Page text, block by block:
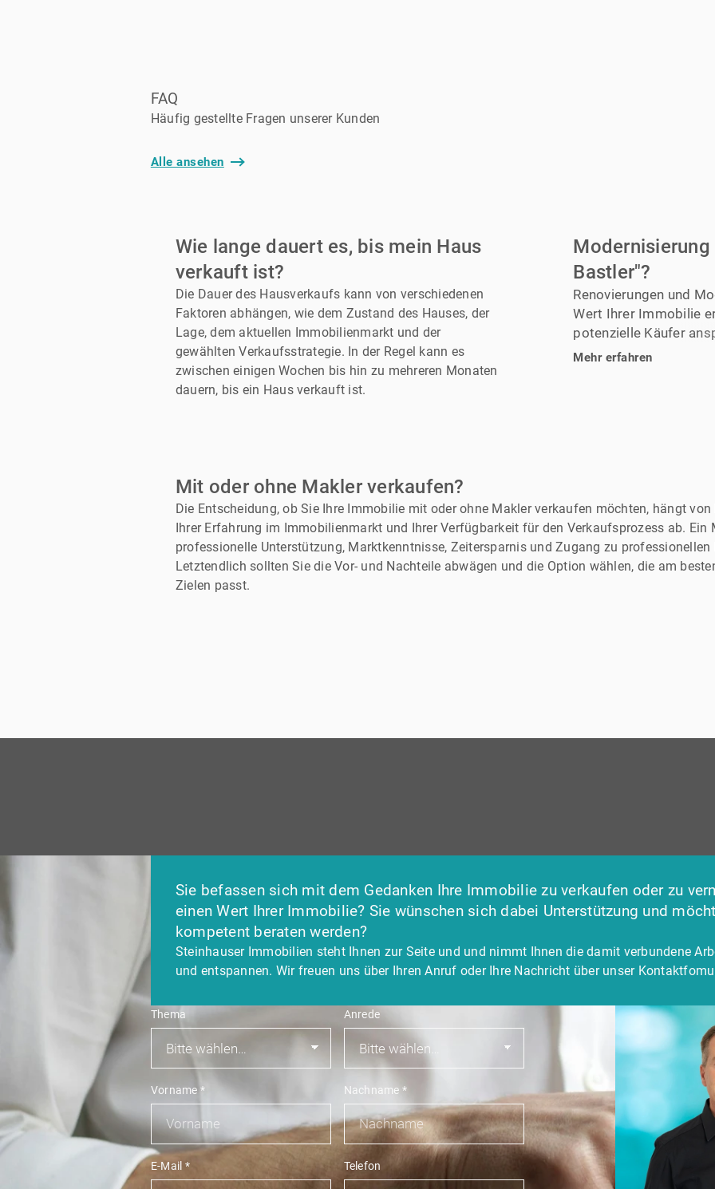
FAQ
Häufig gestellte Fragen unserer Kunden
Alle ansehen
Wie lange dauert es, bis mein Haus
verkauft ist?
Die Dauer des Hausverkaufs kann von verschiedenen
Faktoren abhängen, wie dem Zustand des Hauses, der
Lage, dem aktuellen Immobilienmarkt und der
gewählten Verkaufsstrategie. In der Regel kann es
zwischen einigen Wochen bis hin zu mehreren Monaten
dauern, bis ein Haus verkauft ist.
Bastler"?
Renovierungen und
Wert Ihrer Immobilie
potenzielle Käufer
kosmetische
spezifischen Fall zu
Investment zu
Mehr erfahren
Mit oder ohne Makler verkaufen?
Die Entscheidung, ob Sie Ihre Immobilie mit oder ohne Makler verkaufen möchten, hängt
Ihrer Erfahrung im Immobilienmarkt und Ihrer Verfügbarkeit für den Verkaufsprozess ab. Ein
professionelle Unterstützung, Marktkenntnisse, Zeitersparnis und Zugang zu professionellen
Letztendlich sollten Sie die Vor- und Nachteile abwägen und die Option wählen, die am
Zielen passt.
Sie befassen sich mit dem Gedanken Ihre Immobilie zu verkaufen oder zu
einen Wert Ihrer Immobilie? Sie wünschen sich dabei Unterstützung und
kompetent beraten werden?
Steinhauser Immobilien steht Ihnen zur Seite und und nimmt Ihnen die damit verbundene
und entspannen. Wir freuen uns über Ihren Anruf oder Ihre Nachricht über unser
Thema Anrede
Vorname * Nachname *
E-Mail * Telefon